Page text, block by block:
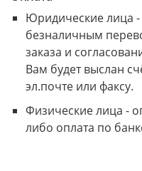
Юридические лица -
безналичным
заказа и
Вам будет выслан
эл.почте или факсу.
Физические лица -
либо оплата по